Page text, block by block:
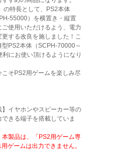
の特長として、PS2本体
55000）を横置き・縦置
使用いただけるよう、電力
する改良を施しました！こ
型PS2本体（SCPH-70000～
にお使い頂けるようになり
そPS2用ゲームを楽しみ尽
】イヤホンやスピーカー等の
きる端子を搭載していま
製品は、「PS2用ゲーム専
ゲームは出力できません。